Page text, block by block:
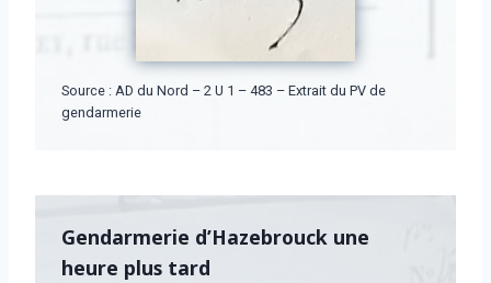
Source : AD du Nord – 2 U 1 – 483 – Extrait du PV de
gendarmerie
Gendarmerie d’Hazebrouck une
heure plus tard